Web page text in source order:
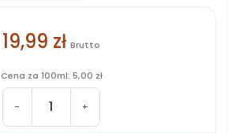
19,99 zł Brutto
Cena za 100ml: 5,00 zł
- +